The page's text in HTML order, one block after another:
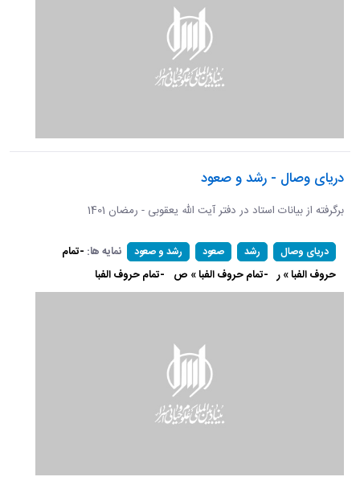
دریای وصال - رشد و صعود
برگرفته از بیانات استاد در دفتر آیت الله یعقوبی - رمضان 1401
دریای وصال رشد صعود رشد و صعود نمایه ها: -تمام
حروف الفبا » ر -تمام حروف الفبا » ص -تمام حروف الفبا